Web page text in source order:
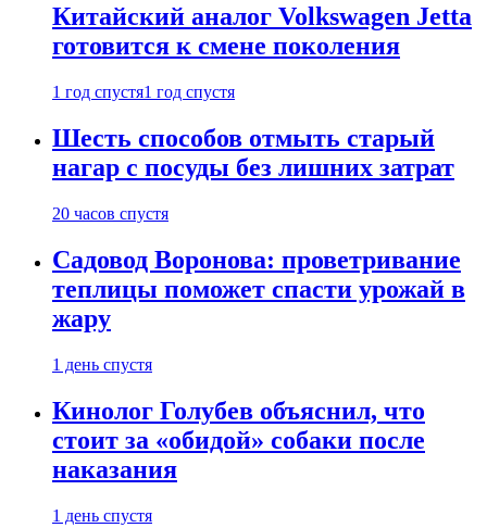
Китайский аналог Volkswagen Jetta
готовится к смене поколения
1 год спустя1 год спустя
Шесть способов отмыть старый
нагар с посуды без лишних затрат
20 часов спустя
Садовод Воронова: проветривание
теплицы поможет спасти урожай в
жару
1 день спустя
Кинолог Голубев объяснил, что
стоит за «обидой» собаки после
наказания
1 день спустя